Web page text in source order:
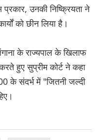
उनकी निष्क्रियता ने
को छीन लिया है।
के राज्यपाल के खिलाफ
हुए सुप्रीम कोर्ट ने कहा
के संदर्भ में "जितनी जल्दी